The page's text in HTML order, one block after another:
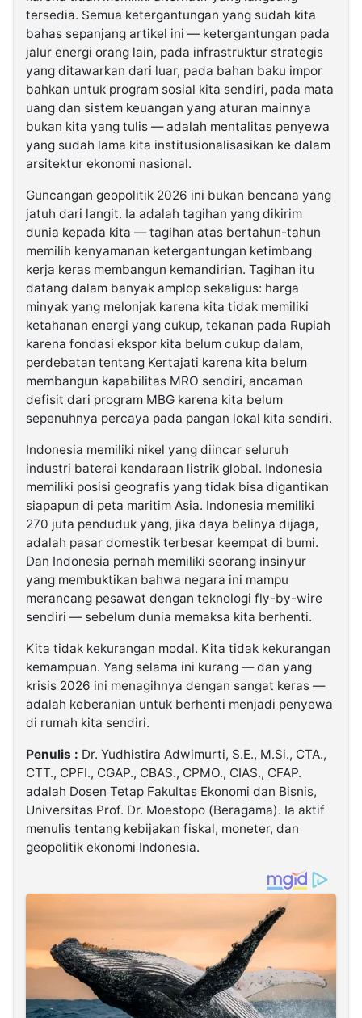
tersedia. Semua ketergantungan yang sudah kita
bahas sepanjang artikel ini — ketergantungan pada
jalur energi orang lain, pada infrastruktur strategis
yang ditawarkan dari luar, pada bahan baku impor
bahkan untuk program sosial kita sendiri, pada mata
uang dan sistem keuangan yang aturan mainnya
bukan kita yang tulis — adalah mentalitas penyewa
yang sudah lama kita institusionalisasikan ke dalam
arsitektur ekonomi nasional.
Guncangan geopolitik 2026 ini bukan bencana yang
jatuh dari langit. Ia adalah tagihan yang dikirim
dunia kepada kita — tagihan atas bertahun-tahun
memilih kenyamanan ketergantungan ketimbang
kerja keras membangun kemandirian. Tagihan itu
datang dalam banyak amplop sekaligus: harga
minyak yang melonjak karena kita tidak memiliki
ketahanan energi yang cukup, tekanan pada Rupiah
karena fondasi ekspor kita belum cukup dalam,
perdebatan tentang Kertajati karena kita belum
membangun kapabilitas MRO sendiri, ancaman
defisit dari program MBG karena kita belum
sepenuhnya percaya pada pangan lokal kita sendiri.
Indonesia memiliki nikel yang diincar seluruh
industri baterai kendaraan listrik global. Indonesia
memiliki posisi geografis yang tidak bisa digantikan
siapapun di peta maritim Asia. Indonesia memiliki
270 juta penduduk yang, jika daya belinya dijaga,
adalah pasar domestik terbesar keempat di bumi.
Dan Indonesia pernah memiliki seorang insinyur
yang membuktikan bahwa negara ini mampu
merancang pesawat dengan teknologi fly-by-wire
sendiri — sebelum dunia memaksa kita berhenti.
Kita tidak kekurangan modal. Kita tidak kekurangan
kemampuan. Yang selama ini kurang — dan yang
krisis 2026 ini menagihnya dengan sangat keras —
adalah keberanian untuk berhenti menjadi penyewa
di rumah kita sendiri.
Penulis : Dr. Yudhistira Adwimurti, S.E., M.Si., CTA.,
CTT., CPFI., CGAP., CBAS., CPMO., CIAS., CFAP.
adalah Dosen Tetap Fakultas Ekonomi dan Bisnis,
Universitas Prof. Dr. Moestopo (Beragama). Ia aktif
menulis tentang kebijakan fiskal, moneter, dan
geopolitik ekonomi Indonesia.